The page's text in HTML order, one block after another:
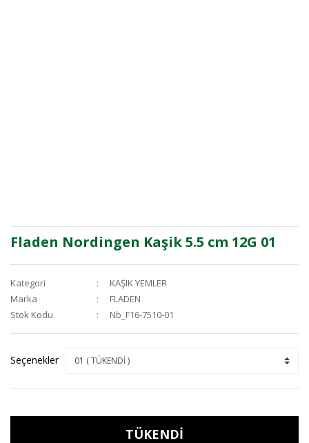
Fladen Nordingen Kaşik 5.5 cm 12G 01
Kategori
KAŞIK YEMLER
Marka
FLADEN
Stok Kodu
Nb_F16-7510-01
Seçenekler
TÜKENDİ